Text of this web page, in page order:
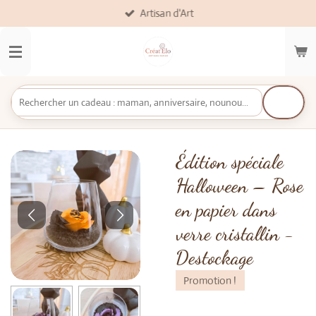
au
contenu
principal
Artisan d'Art
Édition spéciale
Halloween – Rose
en papier dans
verre cristallin -
Destockage
Promotion !